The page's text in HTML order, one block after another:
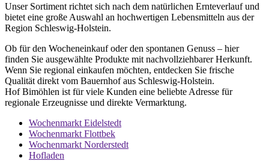
Unser Sortiment richtet sich nach dem natürlichen Ernteverlauf und
bietet eine große Auswahl an hochwertigen Lebensmitteln aus der
Region Schleswig-Holstein.
Ob für den Wocheneinkauf oder den spontanen Genuss – hier
finden Sie ausgewählte Produkte mit nachvollziehbarer Herkunft.
Wenn Sie regional einkaufen möchten, entdecken Sie frische
Qualität direkt vom Bauernhof aus Schleswig-Holstein.
Hof Bimöhlen ist für viele Kunden eine beliebte Adresse für
regionale Erzeugnisse und direkte Vermarktung.
Wochenmarkt Eidelstedt
Wochenmarkt Flottbek
Wochenmarkt Norderstedt
Hofladen